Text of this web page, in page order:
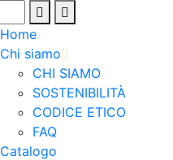
Home
Chi siamo
CHI SIAMO
SOSTENIBILITÀ
CODICE ETICO
FAQ
Catalogo